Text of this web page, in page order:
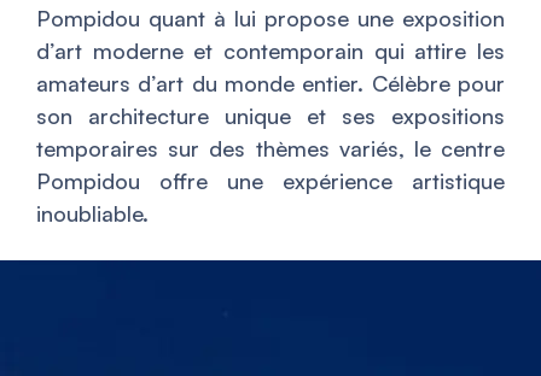
Pompidou quant à lui propose une exposition
d’art moderne et contemporain qui attire les
amateurs d’art du monde entier. Célèbre pour
son architecture unique et ses expositions
temporaires sur des thèmes variés, le centre
Pompidou offre une expérience artistique
inoubliable.